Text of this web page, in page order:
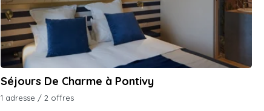
Séjours De Charme à Pontivy
1 adresse / 2 offres